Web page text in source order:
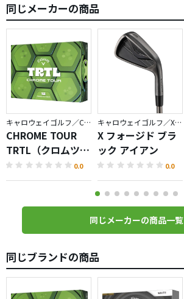
同じメーカーの商品
キャロウェイゴルフ／CHROME
CHROME TOUR
TRTL（クロムツア
ータートル）ボー
ル
0.0
キャロウェイゴルフ／X FORGED
X フォージド ブラ
ック アイアン
0.0
同じメーカーの商品一覧
同じブランドの商品